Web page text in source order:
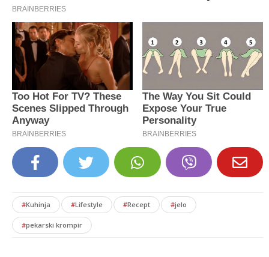
#Kuhinja #Lifestyle #Recept #jelo
#pekarski krompir